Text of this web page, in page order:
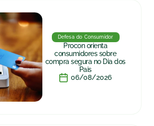
Defesa do Consumidor
Procon orienta
consumidores sobre
compra segura no Dia dos
Pais
06/08/2026